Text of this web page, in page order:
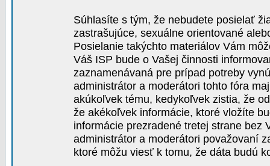
Súhlasíte s tým, že nebudete posielať
zastrašujúce, sexuálne orientované
Posielanie takýchto materiálov Vám
Váš ISP bude o Vašej činnosti
zaznamenávaná pre prípad potreby
administrátor a moderátori tohto fóra
akúkoľvek tému, kedykoľvek zistia, že
že akékoľvek informácie, ktoré vložíte
informácie prezradené tretej strane bez
administrátor a moderátori považovaní
ktoré môžu viesť k tomu, že dáta budú